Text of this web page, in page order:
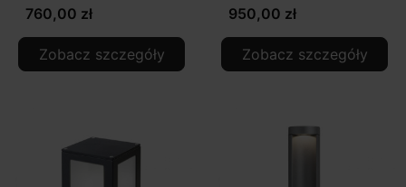
760,00 zł
Zobacz szczegóły
950,00 zł
Zobacz szczegóły